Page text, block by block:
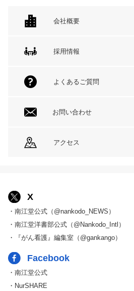
会社概要
採用情報
よくあるご質問
お問い合わせ
アクセス
X
・南江堂公式（@nankodo_NEWS）
・南江堂洋書部公式（@Nankodo_Intl）
・『がん看護』編集室（@gankango）
Facebook
・南江堂公式
・NurSHARE